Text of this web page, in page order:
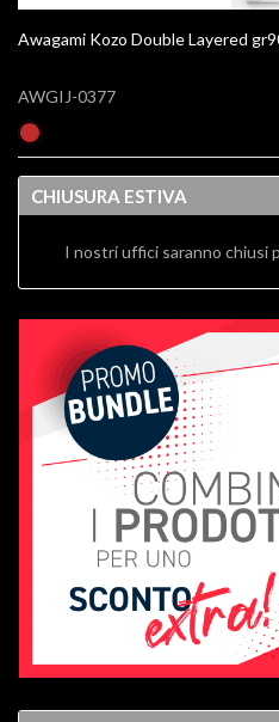
Awagami Kozo Double Layered
AWGIJ-0377
CHIUSURA ESTIVA
I nostri uffici saranno chiusi